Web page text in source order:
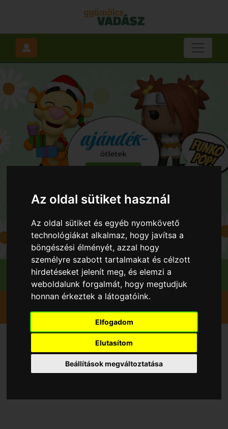
Az oldal sütiket használ
Az oldal sütiket és egyéb nyomkövető
technológiákat alkalmaz, hogy javítsa a
böngészési élményét, azzal hogy
személyre szabott tartalmakat és célzott
hirdetéseket jelenít meg, és elemzi a
weboldalunk forgalmát, hogy megtudjuk
honnan érkeztek a látogatóink.
Elfogadom
Elutasítom
Beállítások megváltoztatása
Gyümölcsök
Szeder
Tayberry szedermálna konténeres